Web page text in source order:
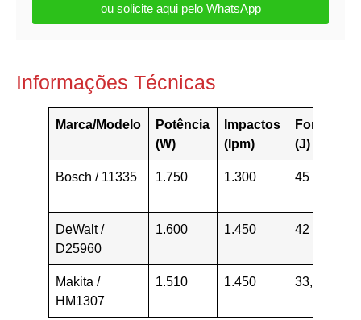
ou solicite aqui pelo WhatsApp
Informações Técnicas
Marca/Modelo
Potência
(W)
Impactos
(Ipm)
Força
(J)
Bosch / 11335 1.750 1.300 45
DeWalt /
D25960
1.600 1.450 42
Makita /
HM1307
1.510 1.450 33,8